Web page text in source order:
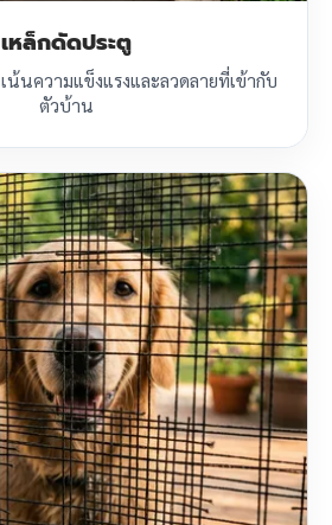
เหล็กดัดประตู
น้นความแข็งแรงและลวดลายที่เข้ากับ
ตัวบ้าน